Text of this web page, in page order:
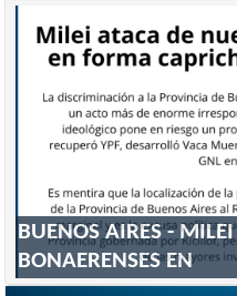
BUENOS AIRES -
BONAERENSES EN